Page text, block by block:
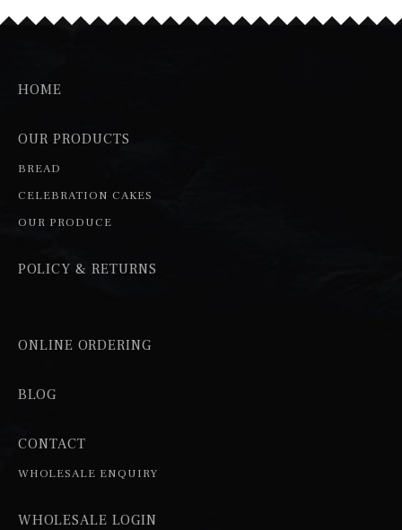
HOME
OUR PRODUCTS
BREAD
CELEBRATION CAKES
OUR PRODUCE
POLICY & RETURNS
ONLINE ORDERING
BLOG
CONTACT
WHOLESALE ENQUIRY
WHOLESALE LOGIN